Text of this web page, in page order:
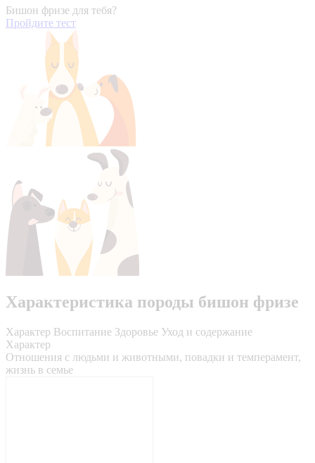
Бишон фризе для тебя?
Пройдите тест
Характеристика породы бишон фризе
Характер Воспитание Здоровье Уход и содержание
Характер
Отношения с людьми и животными, повадки и темперамент,
жизнь в семье